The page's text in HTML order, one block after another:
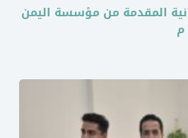
المقدمة من مؤسسة اليمن